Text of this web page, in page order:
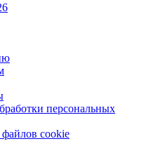
персональных
cookie